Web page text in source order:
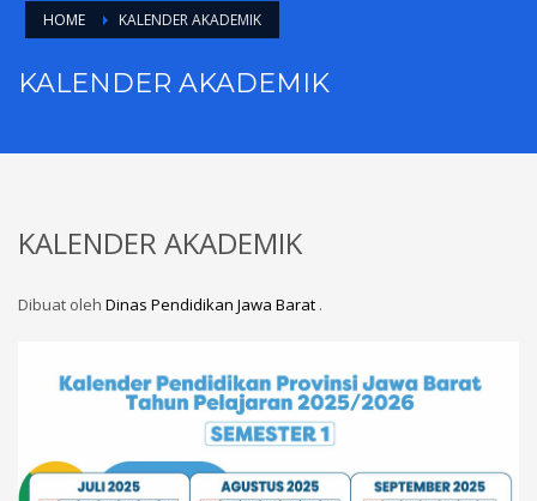
HOME KALENDER AKADEMIK
KALENDER AKADEMIK
KALENDER AKADEMIK
Dibuat oleh Dinas Pendidikan Jawa Barat .